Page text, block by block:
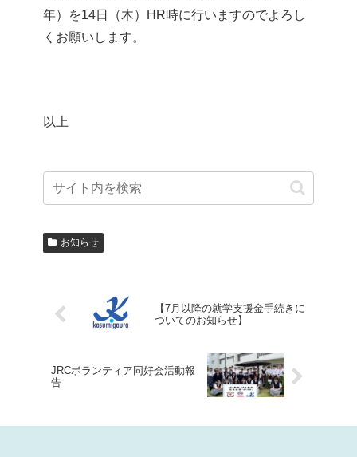
年）を14日（木）HR時に行いますのでよろし
くお願いします。
以上
お知らせ
【7月以降の就学支援金手続きに
ついてのお知らせ】
JRCボランティア同好会活動報
告